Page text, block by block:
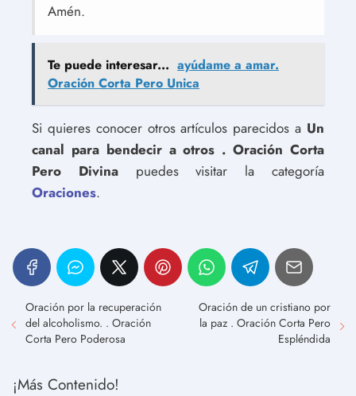
Amén.
Te puede interesar... ayúdame a amar.
Oración Corta Pero Unica
Si quieres conocer otros artículos parecidos a Un
canal para bendecir a otros . Oración Corta
Pero Divinapuedes visitar la categoría
Oraciones.
Oración por la recuperación
del alcoholismo. . Oración
Corta Pero Poderosa
Oración de un cristiano por
la paz . Oración Corta Pero
Espléndida
¡Más Contenido!